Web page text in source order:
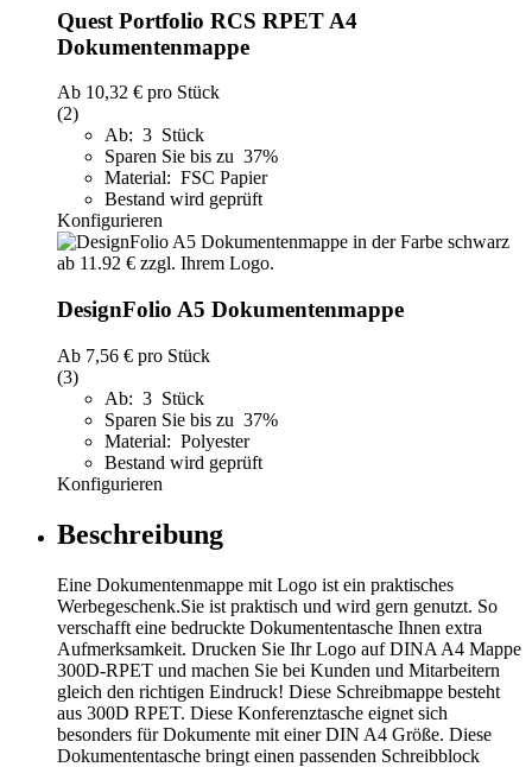
Quest Portfolio RCS RPET A4
Dokumentenmappe
Ab 10,32 € pro Stück
(2)
Ab: 3 Stück
Sparen Sie bis zu 37%
Material: FSC Papier
Bestand wird geprüft
Konfigurieren
DesignFolio A5 Dokumentenmappe
Ab 7,56 € pro Stück
(3)
Ab: 3 Stück
Sparen Sie bis zu 37%
Material: Polyester
Bestand wird geprüft
Konfigurieren
Beschreibung
Eine Dokumentenmappe mit Logo ist ein praktisches
Werbegeschenk.Sie ist praktisch und wird gern genutzt. So
verschafft eine bedruckte Dokumententasche Ihnen extra
Aufmerksamkeit. Drucken Sie Ihr Logo auf DINA A4 Mappe
300D-RPET und machen Sie bei Kunden und Mitarbeitern
gleich den richtigen Eindruck! Diese Schreibmappe besteht
aus 300D RPET. Diese Konferenztasche eignet sich
besonders für Dokumente mit einer DIN A4 Größe. Diese
Dokumententasche bringt einen passenden Schreibblock